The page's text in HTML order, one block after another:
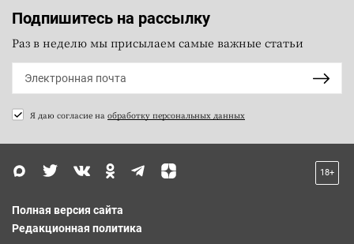
Подпишитесь на рассылку
Раз в неделю мы присылаем самые важные статьи
Я даю согласие на обработку персональных данных
18+
Полная версия сайта
Редакционная политика